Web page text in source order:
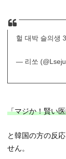
헐 대박 슬의생
— 리쏘
「マジか！賢い
と韓国の方の反
せん。